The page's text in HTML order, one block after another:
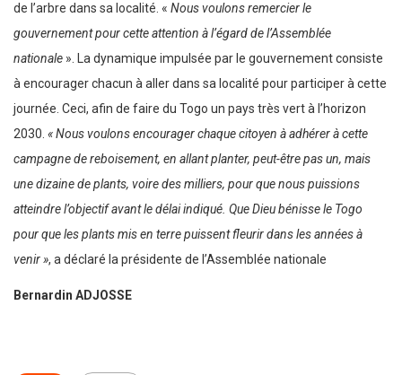
de l’arbre dans sa localité. « Nous voulons remercier le
gouvernement pour cette attention à l’égard de l’Assemblée
nationale ». La dynamique impulsée par le gouvernement consiste
à encourager chacun à aller dans sa localité pour participer à cette
journée. Ceci, afin de faire du Togo un pays très vert à l’horizon
2030. « Nous voulons encourager chaque citoyen à adhérer à cette
campagne de reboisement, en allant planter, peut-être pas un, mais
une dizaine de plants, voire des milliers, pour que nous puissions
atteindre l’objectif avant le délai indiqué. Que Dieu bénisse le Togo
pour que les plants mis en terre puissent fleurir dans les années à
venir », a déclaré la présidente de l’Assemblée nationale
Bernardin ADJOSSE